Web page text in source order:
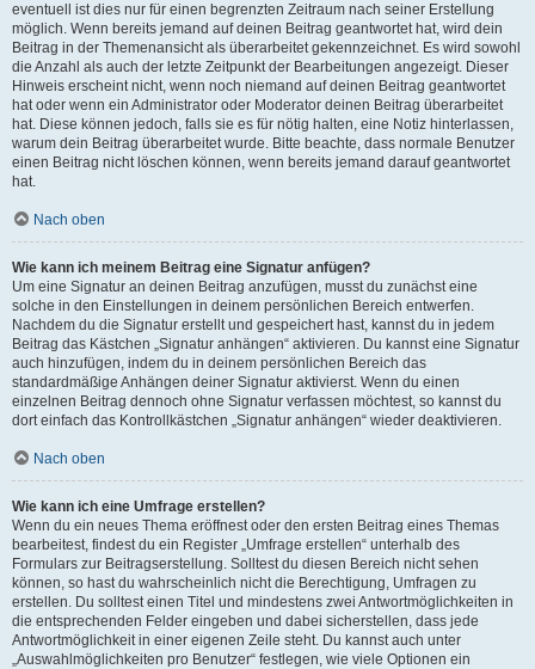
eventuell ist dies nur für einen begrenzten Zeitraum nach seiner Erstellung
möglich. Wenn bereits jemand auf deinen Beitrag geantwortet hat, wird dein
Beitrag in der Themenansicht als überarbeitet gekennzeichnet. Es wird sowohl
die Anzahl als auch der letzte Zeitpunkt der Bearbeitungen angezeigt. Dieser
Hinweis erscheint nicht, wenn noch niemand auf deinen Beitrag geantwortet
hat oder wenn ein Administrator oder Moderator deinen Beitrag überarbeitet
hat. Diese können jedoch, falls sie es für nötig halten, eine Notiz hinterlassen,
warum dein Beitrag überarbeitet wurde. Bitte beachte, dass normale Benutzer
einen Beitrag nicht löschen können, wenn bereits jemand darauf geantwortet
hat.
Nach oben
Wie kann ich meinem Beitrag eine Signatur anfügen?
Um eine Signatur an deinen Beitrag anzufügen, musst du zunächst eine
solche in den Einstellungen in deinem persönlichen Bereich entwerfen.
Nachdem du die Signatur erstellt und gespeichert hast, kannst du in jedem
Beitrag das Kästchen „Signatur anhängen“ aktivieren. Du kannst eine Signatur
auch hinzufügen, indem du in deinem persönlichen Bereich das
standardmäßige Anhängen deiner Signatur aktivierst. Wenn du einen
einzelnen Beitrag dennoch ohne Signatur verfassen möchtest, so kannst du
dort einfach das Kontrollkästchen „Signatur anhängen“ wieder deaktivieren.
Nach oben
Wie kann ich eine Umfrage erstellen?
Wenn du ein neues Thema eröffnest oder den ersten Beitrag eines Themas
bearbeitest, findest du ein Register „Umfrage erstellen“ unterhalb des
Formulars zur Beitragserstellung. Solltest du diesen Bereich nicht sehen
können, so hast du wahrscheinlich nicht die Berechtigung, Umfragen zu
erstellen. Du solltest einen Titel und mindestens zwei Antwortmöglichkeiten in
die entsprechenden Felder eingeben und dabei sicherstellen, dass jede
Antwortmöglichkeit in einer eigenen Zeile steht. Du kannst auch unter
„Auswahlmöglichkeiten pro Benutzer“ festlegen, wie viele Optionen ein